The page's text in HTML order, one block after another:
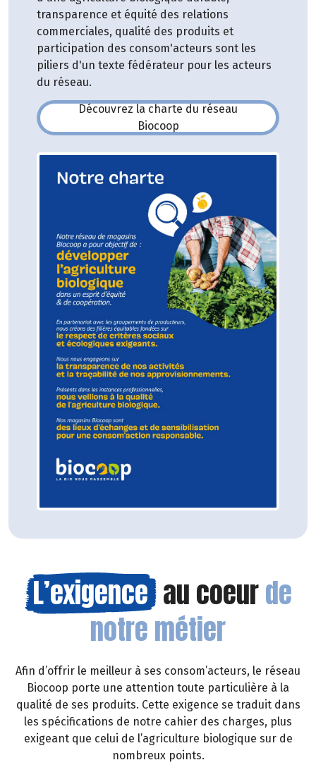
transparence et équité des relations
commerciales, qualité des produits et
participation des consom'acteurs sont les
piliers d'un texte fédérateur pour les acteurs
du réseau.
Découvrez la charte du réseau
Biocoop
(s'ouvre dans une nouvelle
L’exigence au coeurde
notre métier
Afin d’offrir le meilleur à ses consom’acteurs, le réseau
Biocoop porte une attention toute particulière à la
qualité de ses produits. Cette exigence se traduit dans
les spécifications de notre cahier des charges, plus
exigeant que celui de l’agriculture biologique sur de
nombreux points.